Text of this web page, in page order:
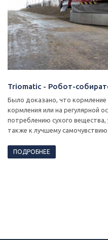
Triomatic - Робот-
Было доказано, что
кормления или на регулярной
потреблению сухого
также к лучшему
ПОДРОБНЕЕ